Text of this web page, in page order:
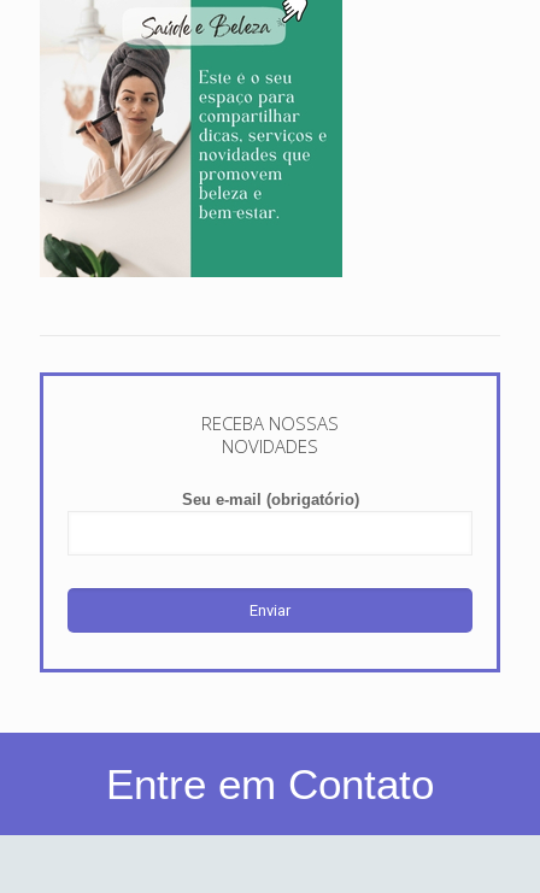
RECEBA NOSSAS
NOVIDADES
Seu e-mail (obrigatório)
Entre em Contato